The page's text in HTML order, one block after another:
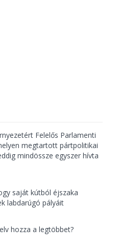
Felelős Parlamenti
megtartott pártpolitikai
mindössze egyszer hívta
saját kútból éjszaka
labdarúgó pályáit
hozza a legtöbbet?